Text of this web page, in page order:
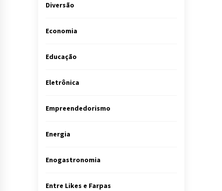
Diversão
Economia
Educação
Eletrônica
Empreendedorismo
Energia
Enogastronomia
Entre Likes e Farpas